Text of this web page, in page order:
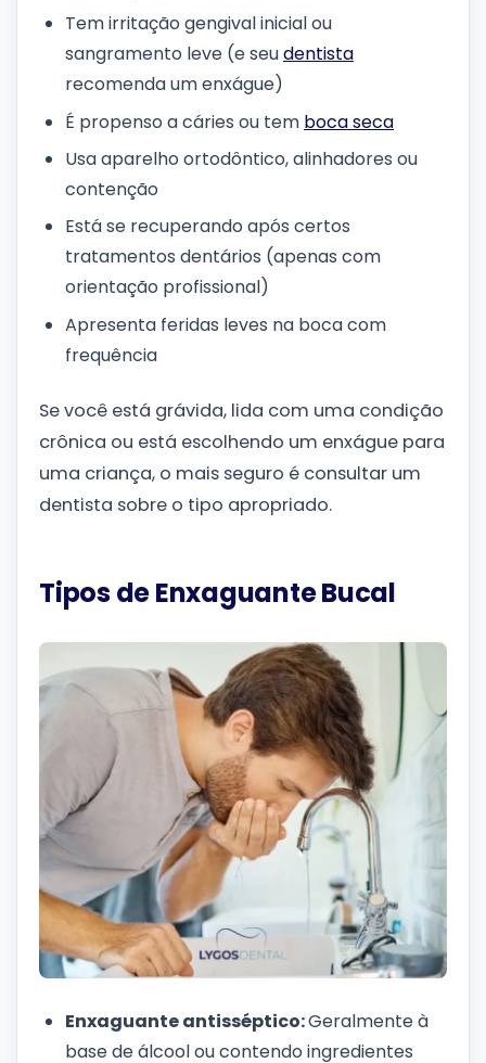
Tem irritação gengival inicial ou
sangramento leve (e seudentista
recomenda um enxágue)
É propenso a cáries ou tem boca seca
Usa aparelho ortodôntico, alinhadores ou
contenção
Está se recuperando após certos
tratamentos dentários (apenas com
orientação profissional)
Apresenta feridas leves na boca com
frequência
Se você está grávida, lida com uma condição
crônica ou está escolhendo um enxágue para
uma criança, o mais seguro é consultar um
dentista sobre o tipo apropriado.
Tipos de Enxaguante Bucal
Enxaguante antisséptico:Geralmente à
base de álcool ou contendo ingredientes